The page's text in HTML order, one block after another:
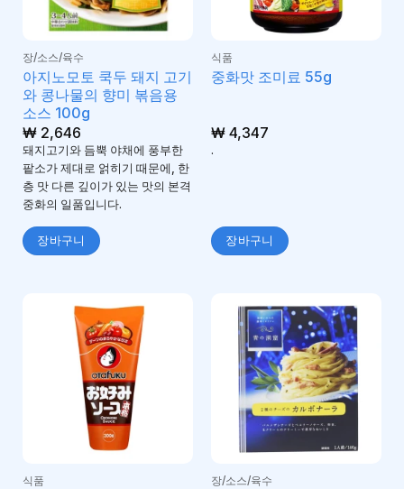
장/소스/육수
아지노모토 쿡두 돼지 고기
와 콩나물의 향미 볶음용
소스 100g
₩2,646
돼지고기와 듬뿍 야채에 풍부한
팥소가 제대로 얽히기 때문에, 한
층 맛 다른 깊이가 있는 맛의 본격
중화의 일품입니다.
장바구니
식품
중화맛 조미료 55g
₩4,347
.
장바구니
식품 장/소스/육수